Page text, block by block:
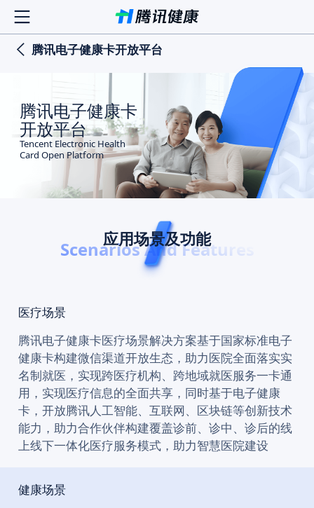
腾讯电子健康卡开放平台
腾讯电子健康卡
开放平台
Tencent Electronic Health
Card Open Platform
应用场景及功能
Scenarios And Features
医疗场景
腾讯电子健康卡医疗场景解决方案基于国家标准电子
健康卡构建微信渠道开放生态，助力医院全面落实实
名制就医，实现跨医疗机构、跨地域就医服务一卡通
用，实现医疗信息的全面共享，同时基于电子健康
卡，开放腾讯人工智能、互联网、区块链等创新技术
能力，助力合作伙伴构建覆盖诊前、诊中、诊后的线
上线下一体化医疗服务模式，助力智慧医院建设
健康场景